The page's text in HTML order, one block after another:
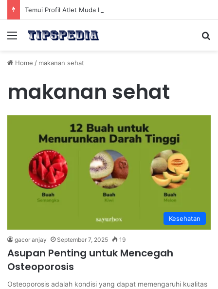
Menu
Home / makanan sehat
makanan sehat
Kesehatan
gacor anjay September 7, 2025 19
Asupan Penting untuk Mencegah
Osteoporosis
Osteoporosis adalah kondisi yang dapat memengaruhi kualitas